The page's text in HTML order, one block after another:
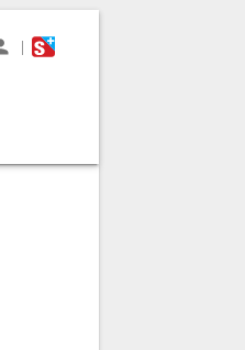
|